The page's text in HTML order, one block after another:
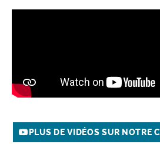
PLUS DE VIDÉOS SUR NOTRE